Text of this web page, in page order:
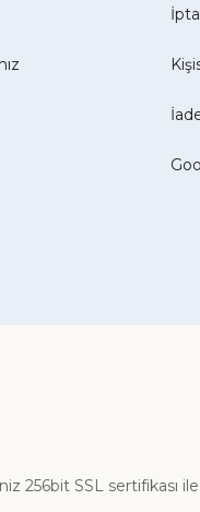
256bit SSL sertifikası